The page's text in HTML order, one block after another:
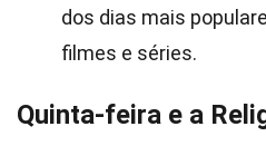
dos dias mais
filmes e séries.
Quinta-feira e a